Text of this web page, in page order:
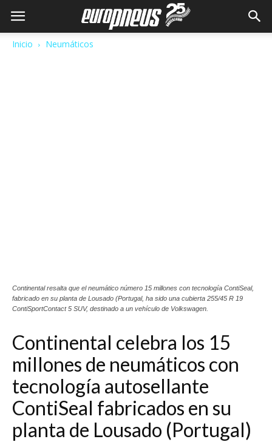
Inicio Neumáticos
Continental resalta que el neumático número 15 millones con tecnología ContiSeal,
fabricado en su planta de Lousado (Portugal, ha sido una cubierta 255/45 R 19
ContiSportContact 5 SUV, destinado a un vehículo de Volkswagen.
Continental celebra los 15
millones de neumáticos con
tecnología autosellante
ContiSeal fabricados en su
planta de Lousado (Portugal)